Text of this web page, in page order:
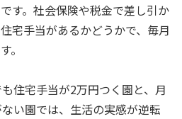
す。社会保険や税金で差し引か
宅手当があるかどうかで、毎月
。
住宅手当が2万円つく園と、月
い園では、生活の実感が逆転